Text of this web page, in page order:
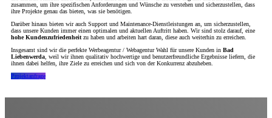
zusammen, um ihre spezifischen Anforderungen und Wünsche zu verstehen und sicherzustellen, dass
ihre Projekte genau das bieten, was sie benötigen.
Darüber hinaus bieten wir auch Support und Maintenance-Dienstleistungen an, um sicherzustellen,
dass unsere Kunden immer einen optimalen und aktuellen Auftritt haben. Wir sind stolz darauf, eine
hohe Kundenzufriedenheit zu haben und arbeiten hart daran, diese auch weiterhin zu erreichen.
Insgesamt sind wir die perfekte Werbeagentur / Webagentur Wahl für unsere Kunden in Bad
Liebenwerda , weil wir ihnen qualitativ hochwertige und benutzerfreundliche Ergebnisse liefern, die
ihnen dabei helfen, ihre Ziele zu erreichen und sich von der Konkurrenz abzuheben.
Projektanfrage